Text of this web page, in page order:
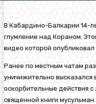
В Кабардино-Балкарии 14-
глумление над Кораном.
видео которой опубликовал
Ранее по местным чатам
уничижительно высказался
оскорбительные действия
священной книги